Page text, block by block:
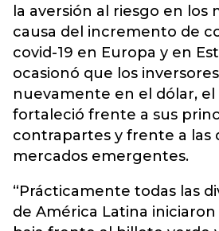
la aversión al riesgo en los
causa del incremento de
covid-19 en Europa y en
ocasionó que los
nuevamente en el dólar, el
fortaleció frente a sus
contrapartes y frente a las
mercados emergentes.
“Prácticamente todas las
de América Latina iniciaron